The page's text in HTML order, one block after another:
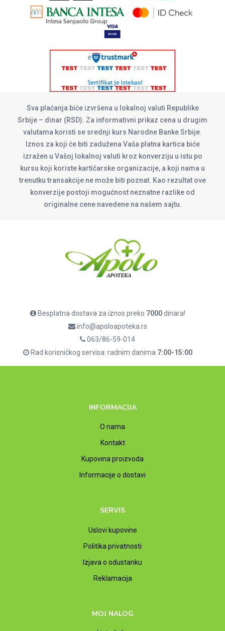
Sva plaćanja biće izvršena u lokalnoj valuti Republike
Srbije – dinar (RSD). Za informativni prikaz cena u drugim
valutama koristi se srednji kurs Narodne Banke Srbije.
Iznos za koji će biti zadužena Vaša platna kartica biće
izražen u Vašoj lokalnoj valuti kroz konverziju u istu po
kursu koji koriste kartičarske organizacije, a koji nama u
trenutku transakcije ne može biti poznat. Kao rezultat ove
konverzije postoji mogućnost neznatne razlike od
originalne cene navedene na našem sajtu.
Besplatna dostava za iznos preko 7000dinara!
info@apoloapoteka.rs
063/86-59-014
Rad korisničkog servisa: radnim danima 7:00-15:00
INFORMACIJA
O nama
Kontakt
Kupovina proizvoda
Informacije o dostavi
SERVIS
Uslovi kupovine
Politika privatnosti
Izjava o odustanku
Reklamacija
MOJ NALOG